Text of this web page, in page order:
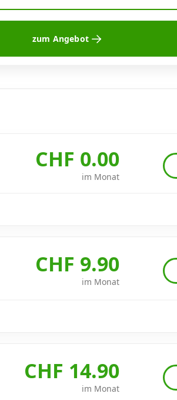
zum Angebot
CHF 0.00
im Monat
CHF 9.90
im Monat
CHF 14.90
im Monat